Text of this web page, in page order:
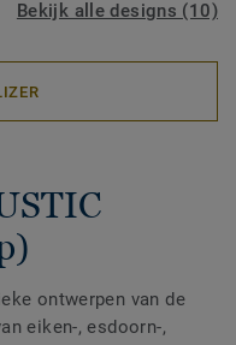
Bekijk alle designs (10)
ontwerpen van de
eiken-, esdoorn-,